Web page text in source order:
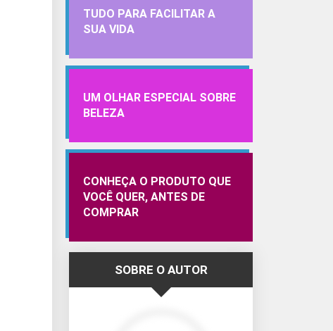
TUDO PARA FACILITAR A
SUA VIDA
UM OLHAR ESPECIAL SOBRE
BELEZA
CONHEÇA O PRODUTO QUE
VOCÊ QUER, ANTES DE
COMPRAR
SOBRE O AUTOR